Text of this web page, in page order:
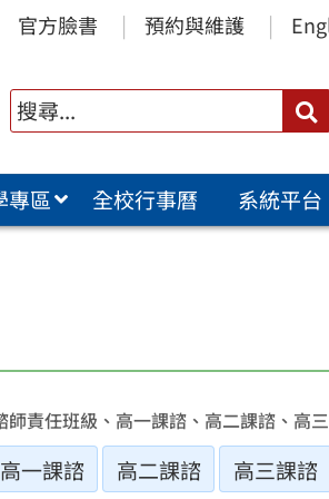
官方臉書 預約與維護
專區 全校行事曆
系統平台
責任班級、高一課諮、高二課諮、高
高一課諮 高二課諮 高三課諮